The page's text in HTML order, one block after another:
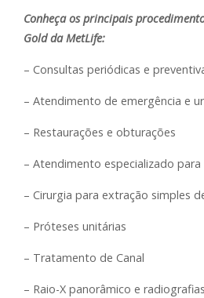
Conheça os principais
Gold da MetLife:
– Consultas periódicas e
– Atendimento de emergência e
– Restaurações e obturações
– Atendimento especializado para
– Cirurgia para extração simples
– Próteses unitárias
– Tratamento de Canal
– Raio-X panorâmico e